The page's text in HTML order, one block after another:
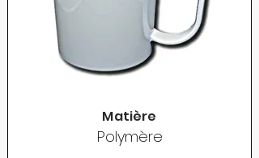
Matière
Polymère